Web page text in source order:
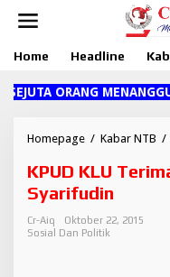
Home Headline
ORANG MENANGGUNG
Homepage / Kabar NTB /
KPUD KLU
Syarifudin
Cr-Aiq
Oktober 22, 2015
Sosial Dan Politik